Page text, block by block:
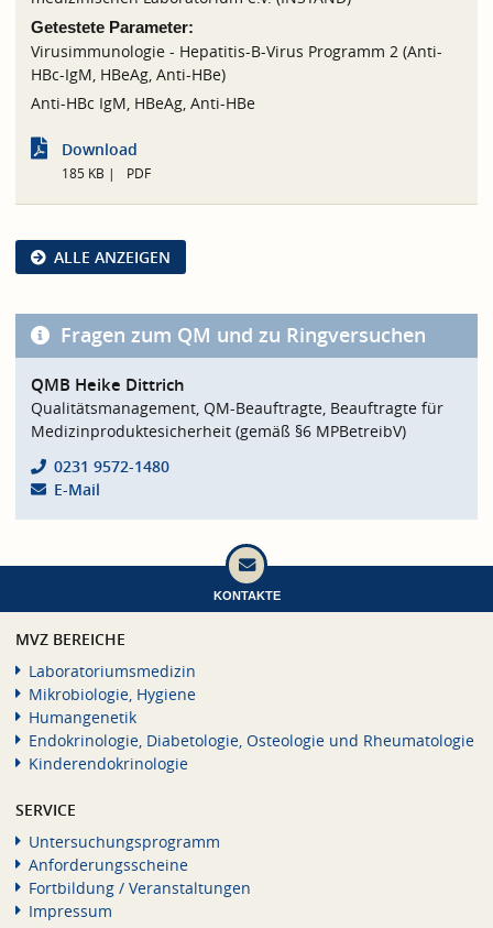
Getestete Parameter:
Virusimmunologie - Hepatitis-B-Virus Programm 2 (Anti-
HBc-IgM, HBeAg, Anti-HBe)
Anti-HBc IgM, HBeAg, Anti-HBe
Download
185 KB PDF
ALLE ANZEIGEN
Fragen zum QM und zu Ringversuchen
QMB Heike Dittrich
Qualitätsmanagement, QM-Beauftragte, Beauftragte für
Medizinproduktesicherheit (gemäß §6 MPBetreibV)
0231 9572-1480
E-Mail
KONTAKTE
MVZ BEREICHE
Laboratoriumsmedizin
Mikrobiologie, Hygiene
Humangenetik
Endokrinologie, Diabetologie, Osteologie und Rheumatologie
Kinderendokrinologie
SERVICE
Untersuchungsprogramm
Anforderungsscheine
Fortbildung / Veranstaltungen
Impressum